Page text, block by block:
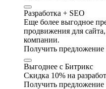
Разработка + SEO
Еще более выгодное
продвижения для
компании.
Получить предложение
Выгоднее с Битрикс
Скидка 10% на
Получить предложение